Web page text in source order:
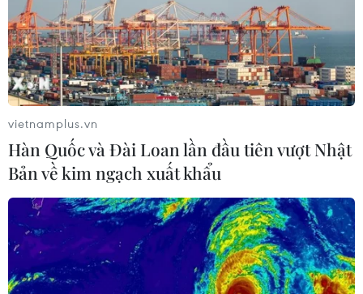
Triển vọng hợp tác Mỹ-ASEAN trong phát
triển cơ sở hạ tầng
06/12/2018 01:09
vietnamplus.vn
Hàn Quốc và Đài Loan lần đầu tiên vượt Nhật
Bản về kim ngạch xuất khẩu